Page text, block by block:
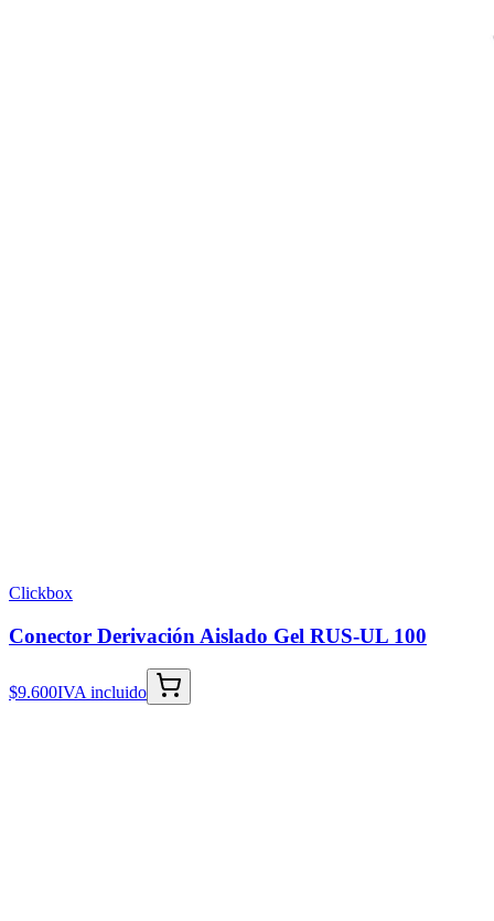
Clickbox
Conector Derivación Aislado Gel RUS-UL 100
$9.600IVA incluido